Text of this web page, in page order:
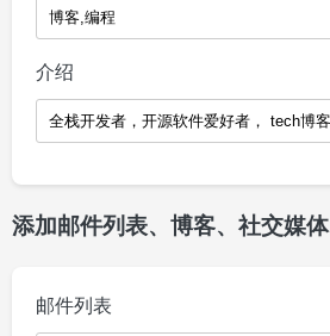
介绍
添加邮件列表、博客、社交媒体
邮件列表